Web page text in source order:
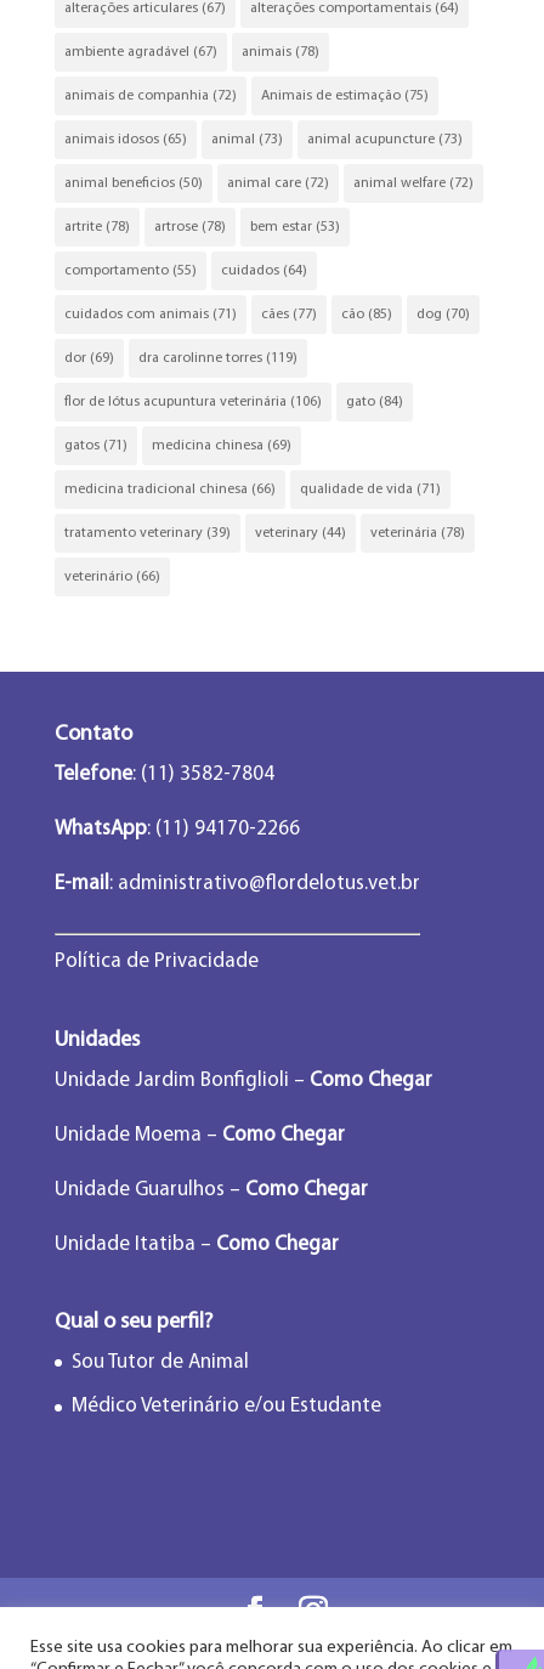
alterações articulares(67) alterações comportamentais(64)
ambiente agradável (67) animais(78)
animais de companhia (72) Animais de estimação(75)
animais idosos(65) animal (73) animal acupuncture(73)
animal beneficios(50) animal care(72) animal welfare(72)
artrite(78) artrose(78) bem estar(53)
comportamento(55) cuidados(64)
cuidados com animais(71) cães(77) cão(85) dog (70)
dor(69) dra carolinne torres(119)
flor de lótus acupuntura veterinária (106) gato(84)
gatos(71) medicina chinesa (69)
medicina tradicional chinesa (66) qualidade de vida (71)
tratamento veterinary(39) veterinary(44) veterinária (78)
veterinário(66)
Contato
Telefone: (11) 3582-7804
WhatsApp: (11) 94170-2266
E-mail :administrativo@flordelotus.vet.br
Política de Privacidade
Unidades
Unidade Jardim Bonfiglioli – Como Chegar
Unidade Moema – Como Chegar
Unidade Guarulhos – Como Chegar
Unidade Itatiba – Como Chegar
Qual o seu perfil?
Sou Tutor de Animal
Médico Veterinário e/ou Estudante
Flor de Lótus Acupuntura Veterinária® - Desde
Esse site usa cookies para melhorar sua experiência. Ao clicar em